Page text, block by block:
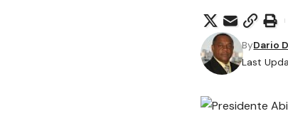
Last
ByDario